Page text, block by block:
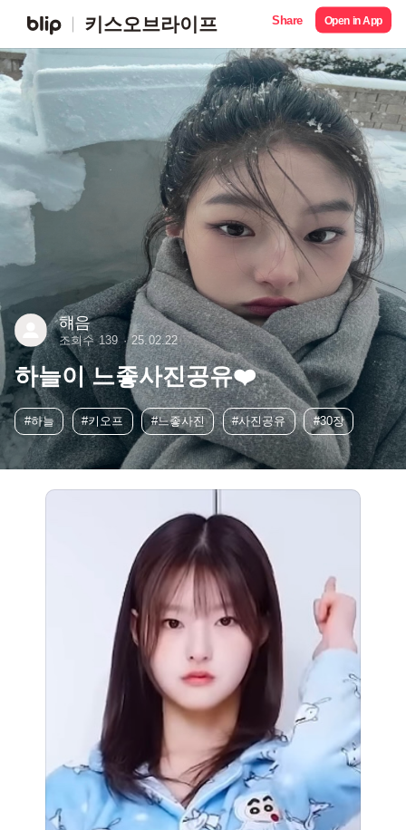
키스오브라이프 Share Open in App
햬음
조회수 139 25.02.22
하늘이 느좋사진공유❤️
#하늘 #키오프 #느좋사진 #사진공유 #30장